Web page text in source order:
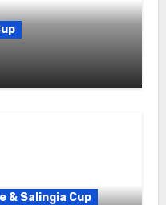
& Salingia Cup